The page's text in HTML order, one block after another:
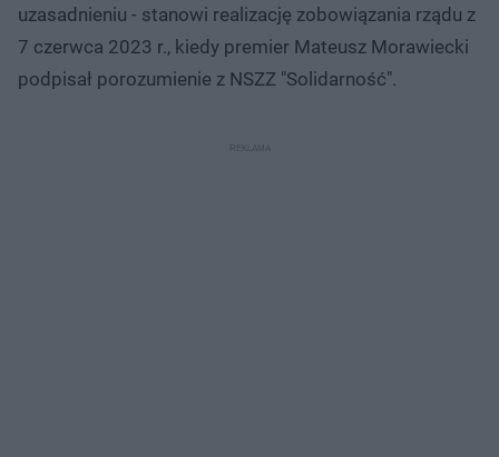
uzasadnieniu - stanowi realizację zobowiązania rządu z
7 czerwca 2023 r., kiedy premier Mateusz Morawiecki
podpisał porozumienie z NSZZ "Solidarność".